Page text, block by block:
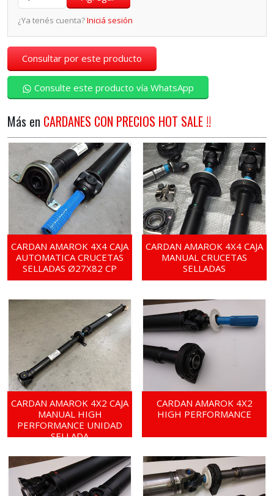
¿Ya tenés cuenta?Iniciá sesión
Consultar por este producto
Consulte este producto vía WhatsApp
Más en CARDANES CON PRECIOS HOT SALE !!
CARDAN AMAROK 4X4 CAJA
AUTOMATICA CRUCETAS
SELLADAS Ø27X82 CP
CARDAN AMAROK 4X4 CAJA
MANUAL CRUCETAS
SELLADAS
CARDAN AMAROK 4X2 CAJA
MANUAL HIGH
PERFORMANCE UNIDAD
SELLADA
CARDAN AMAROK 4X2
HIGH PERFORMANCE